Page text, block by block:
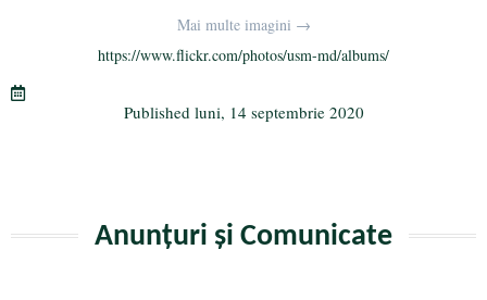
r a
m
ailaj
ea
Mai multe imagini →
https://www.flickr.com/photos/usm-md/albums/
Published luni, 14 septembrie 2020
Anunțuri și Comunicate